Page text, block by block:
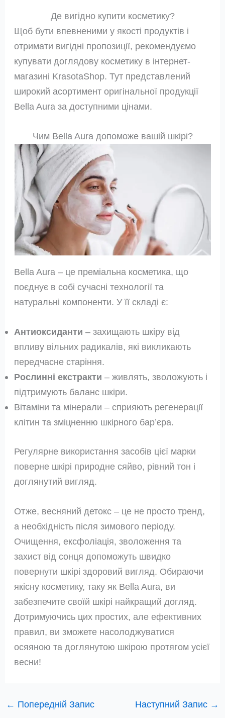
Де вигідно купити косметику?
Щоб бути впевненими у якості продуктів і
отримати вигідні пропозиції, рекомендуємо
купувати доглядову косметику в інтернет-
магазині KrasotaShop. Тут представлений
широкий асортимент оригінальної продукції
Bella Aura за доступними цінами.
Чим Bella Aura допоможе вашій шкірі?
Bella Aura – це преміальна косметика, що
поєднує в собі сучасні технології та
натуральні компоненти. У її складі є:
Антиоксиданти – захищають шкіру від
впливу вільних радикалів, які викликають
передчасне старіння.
Рослинні екстракти – живлять, зволожують і
підтримують баланс шкіри.
Вітаміни та мінерали – сприяють регенерації
клітин та зміцненню шкірного бар’єра.
Регулярне використання засобів цієї марки
поверне шкірі природне сяйво, рівний тон і
доглянутий вигляд.
Отже, весняний детокс – це не просто тренд,
а необхідність після зимового періоду.
Очищення, ексфоліація, зволоження та
захист від сонця допоможуть швидко
повернути шкірі здоровий вигляд. Обираючи
якісну косметику, таку як Bella Aura, ви
забезпечите своїй шкірі найкращий догляд.
Дотримуючись цих простих, але ефективних
правил, ви зможете насолоджуватися
осяяною та доглянутою шкірою протягом усієї
весни!
← Попередній Запис Наступний Запис →